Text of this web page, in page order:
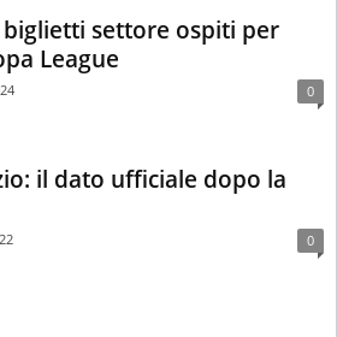
settore ospiti per
League
0
il dato ufficiale dopo la
0